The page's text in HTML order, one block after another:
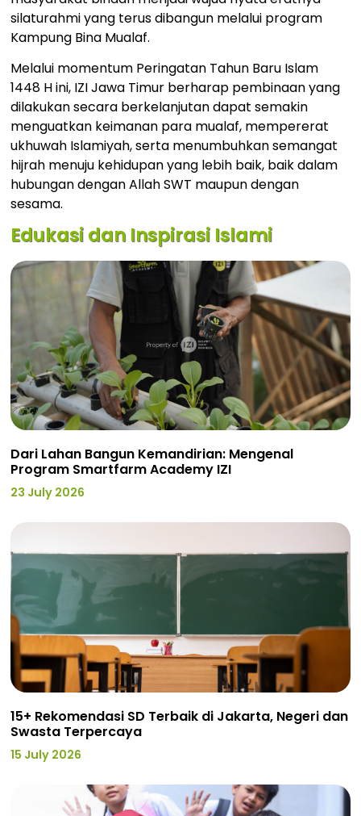
silaturahmi yang terus dibangun melalui program
Kampung Bina Mualaf.
Melalui momentum Peringatan Tahun Baru Islam
1448 H ini, IZI Jawa Timur berharap pembinaan yang
dilakukan secara berkelanjutan dapat semakin
menguatkan keimanan para mualaf, mempererat
ukhuwah Islamiyah, serta menumbuhkan semangat
hijrah menuju kehidupan yang lebih baik, baik dalam
hubungan dengan Allah SWT maupun dengan
sesama.
Edukasi dan Inspirasi Islami
Dari Lahan Bangun Kemandirian: Mengenal
Program Smartfarm Academy IZI
23 July 2026
15+ Rekomendasi SD Terbaik di Jakarta, Negeri dan
Swasta Terpercaya
15 July 2026